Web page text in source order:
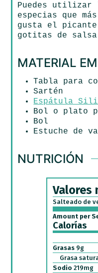
Puedes utilizar
especias que
gusta el picante
gotitas de
MATERIAL
Tabla para
Sartén
Espátula
Bol o plato
Bol
Estuche de
NUTRICIÓN
Valores
Salteado de
Amount per
Calorías
Grasas 9g
Grasa
Sodio 219mg